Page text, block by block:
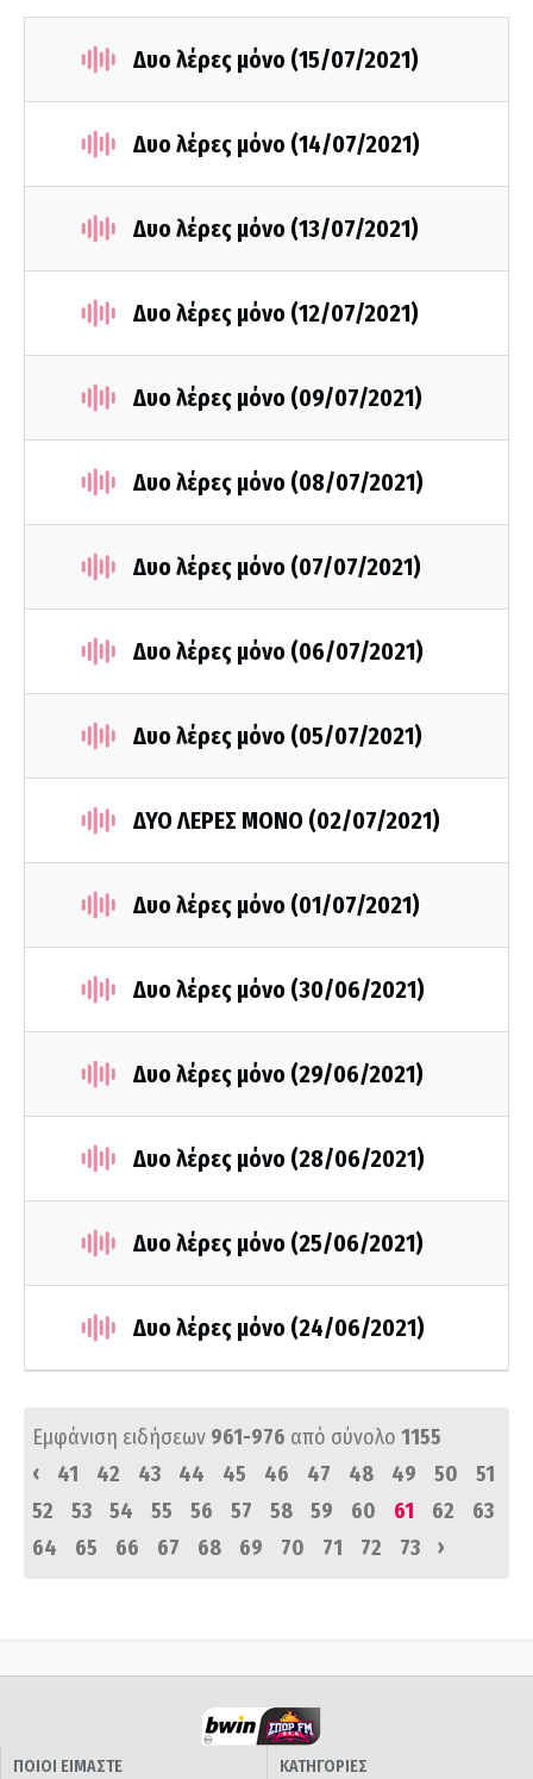
Δυο λέρες μόνο (15/07/2021)
Δυο λέρες μόνο (14/07/2021)
Δυο λέρες μόνο (13/07/2021)
Δυο λέρες μόνο (12/07/2021)
Δυο λέρες μόνο (09/07/2021)
Δυο λέρες μόνο (08/07/2021)
Δυο λέρες μόνο (07/07/2021)
Δυο λέρες μόνο (06/07/2021)
Δυο λέρες μόνο (05/07/2021)
ΔΥΟ ΛΕΡΕΣ ΜΟΝΟ (02/07/2021)
Δυο λέρες μόνο (01/07/2021)
Δυο λέρες μόνο (30/06/2021)
Δυο λέρες μόνο (29/06/2021)
Δυο λέρες μόνο (28/06/2021)
Δυο λέρες μόνο (25/06/2021)
Δυο λέρες μόνο (24/06/2021)
Εμφάνιση ειδήσεων 961-976 από σύνολο 1155
‹
41 42 43 44 45 46 47 48 49 50
51
52
53 54 55 56 57 58 59 60 61 62
63
64
65 66 67 68 69 70 71 72 73 ›
ΠΟΙΟΙ ΕΙΜΑΣΤΕ
ΚΑΤΗΓΟΡΙΕΣ